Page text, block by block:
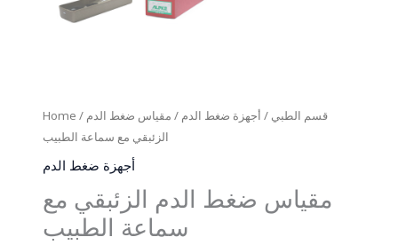
Home / قسم الطبي / أجهزة ضغط الدم / مقياس ضغط الدم
الزئبقي مع سماعة الطبيب
أجهزة ضغط الدم
مقياس ضغط الدم الزئبقي مع
سماعة الطبيب